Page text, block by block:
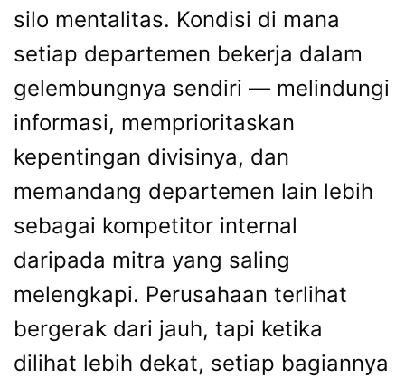
silo mentalitas. Kondisi di mana
setiap departemen bekerja dalam
gelembungnya sendiri — melindungi
informasi, memprioritaskan
kepentingan divisinya, dan
memandang departemen lain lebih
sebagai kompetitor internal
daripada mitra yang saling
melengkapi. Perusahaan terlihat
bergerak dari jauh, tapi ketika
dilihat lebih dekat, setiap bagiannya